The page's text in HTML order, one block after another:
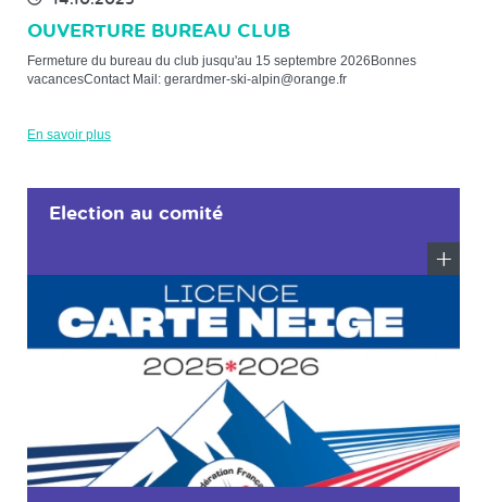
OUVERTURE BUREAU CLUB
Fermeture du bureau du club jusqu'au 15 septembre 2026Bonnes
vacancesContact Mail: gerardmer-ski-alpin@orange.fr
En savoir plus
Election au comité